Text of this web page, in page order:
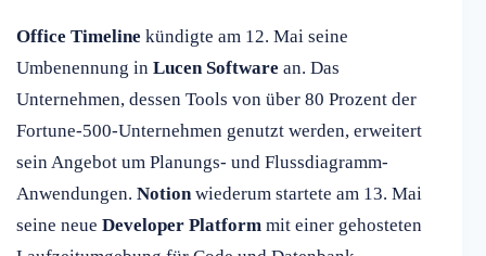
Office Timeline kündigte am 12. Mai seine
Umbenennung in Lucen Software an. Das
Unternehmen, dessen Tools von über 80 Prozent der
Fortune-500-Unternehmen genutzt werden, erweitert
sein Angebot um Planungs- und Flussdiagramm-
Anwendungen. Notionwiederum startete am 13. Mai
seine neue Developer Platform mit einer gehosteten